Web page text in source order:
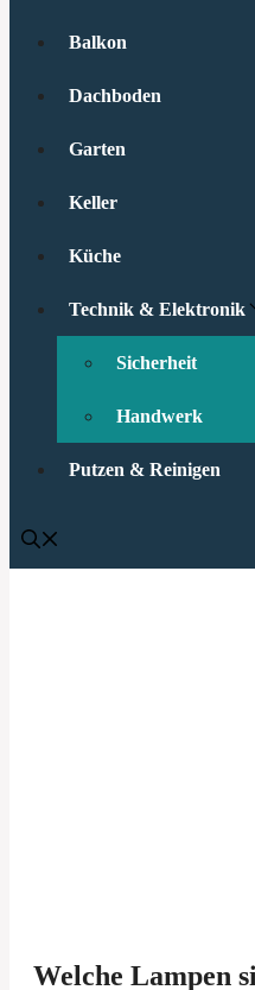
Balkon
Dachboden
Garten
Keller
Küche
Technik & Elektronik
Sicherheit
Handwerk
Putzen & Reinigen
Welche Lampen